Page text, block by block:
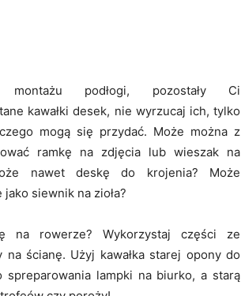
podłogi, pozostały Ci
kawałki desek, nie wyrzucaj ich, tylko
mogą się przydać. Może można z
ramkę na zdjęcia lub wieszak na
nawet deskę do krojenia? Może
siewnik na zioła?
na rowerze? Wykorzystaj części ze
ścianę. Użyj kawałka starej opony do
lampki na biurko, a starą